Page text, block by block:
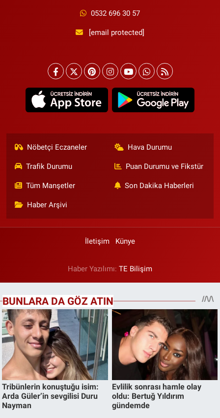
0532 696 30 57
[email protected]
Nöbetçi Eczaneler Hava Durumu
Trafik Durumu Puan Durumu ve Fikstür
Tüm Manşetler Son Dakika Haberleri
Haber Arşivi
İletişim Künye
Haber Yazılımı: TE Bilişim